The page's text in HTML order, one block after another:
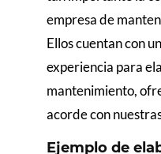
empresa de
Ellos cuentan con
experiencia para
mantenimiento,
acorde con
Ejemplo de